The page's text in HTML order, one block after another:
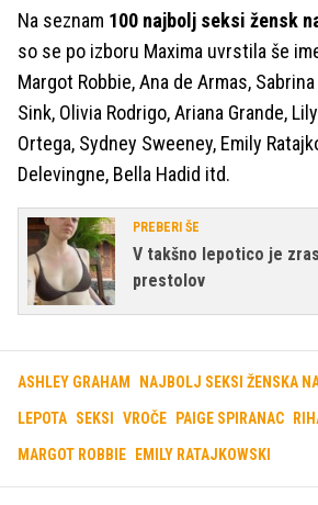
Na seznam 100 najbolj seksi žensk
so se po izboru Maxima uvrstila še
Margot Robbie, Ana de Armas,
Sink, Olivia Rodrigo, Ariana Grande,
Ortega, Sydney Sweeney, Emily
Delevingne, Bella Hadid itd.
PREBERI ŠE
V takšno lepotico je
prestolov
ASHLEY GRAHAM NAJBOLJ SEKSI ŽENSKA
LEPOTA SEKSI VROČE PAIGE SPIRANAC
MARGOT ROBBIE EMILY RATAJKOWSKI